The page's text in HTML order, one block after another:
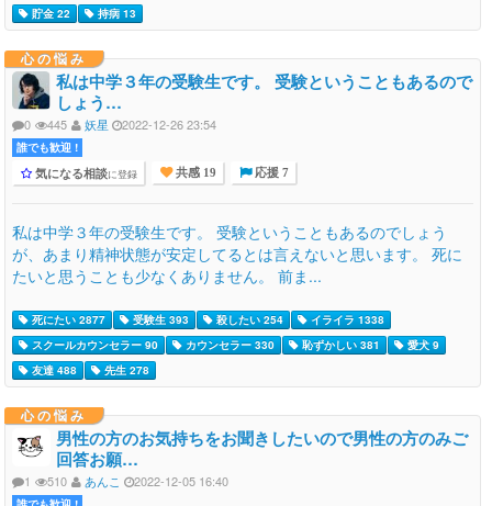
貯金 22
持病 13
心の悩み
私は中学３年の受験生です。 受験ということもあるので
しょう…
0 445 妖星 2022-12-26 23:54
誰でも歓迎 !
気になる相談に登録 共感 19 応援 7
私は中学３年の受験生です。 受験ということもあるのでしょう
が、あまり精神状態が安定してるとは言えないと思います。 死に
たいと思うことも少なくありません。 前ま...
死にたい 2877 受験生 393 殺したい 254
イライラ 1338
スクールカウンセラー 90
カウンセラー 330 恥ずかしい 381
愛犬 9
友達 488
先生 278
心の悩み
男性の方のお気持ちをお聞きしたいので男性の方のみご
回答お願…
1 510 あんこ 2022-12-05 16:40